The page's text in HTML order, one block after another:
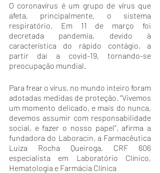
O coronavírus é um grupo de vírus que
afeta, principalmente, o sistema
respiratório. Em 11 de março foi
decretada pandemia, devido à
característica do rápido contágio, a
partir daí a covid-19, tornando-se
preocupação mundial.
Para frear o vírus, no mundo inteiro foram
adotadas medidas de proteção. “Vivemos
um momento delicado, e mais do nunca,
devemos assumir com responsabilidade
social, e fazer o nosso papel”, afirma a
fundadora do Laboracin, a Farmacêutica
Luiza Rocha Queiroga, CRF 606
especialista em Laboratório Clínico,
Hematologia e Farmácia Clínica